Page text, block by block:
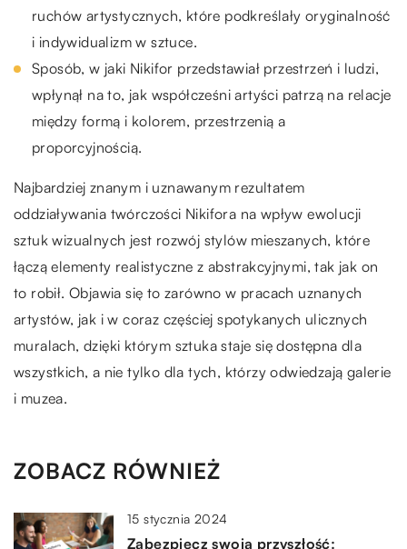
ruchów artystycznych, które podkreślały oryginalność
i indywidualizm w sztuce.
Sposób, w jaki Nikifor przedstawiał przestrzeń i ludzi,
wpłynął na to, jak współcześni artyści patrzą na relacje
między formą i kolorem, przestrzenią a
proporcyjnością.
Najbardziej znanym i uznawanym rezultatem
oddziaływania twórczości Nikifora na wpływ ewolucji
sztuk wizualnych jest rozwój stylów mieszanych, które
łączą elementy realistyczne z abstrakcyjnymi, tak jak on
to robił. Objawia się to zarówno w pracach uznanych
artystów, jak i w coraz częściej spotykanych ulicznych
muralach, dzięki którym sztuka staje się dostępna dla
wszystkich, a nie tylko dla tych, którzy odwiedzają galerie
i muzea.
ZOBACZ RÓWNIEŻ
15 stycznia 2024
Zabezpiecz swoją przyszłość: